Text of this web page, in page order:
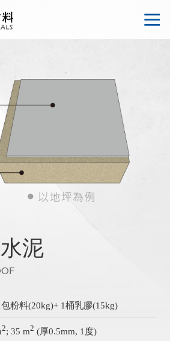
泥
包粉料(20kg)+ 1桶乳膠(15kg)
2; 35 m2 (厚0.5mm, 1度)